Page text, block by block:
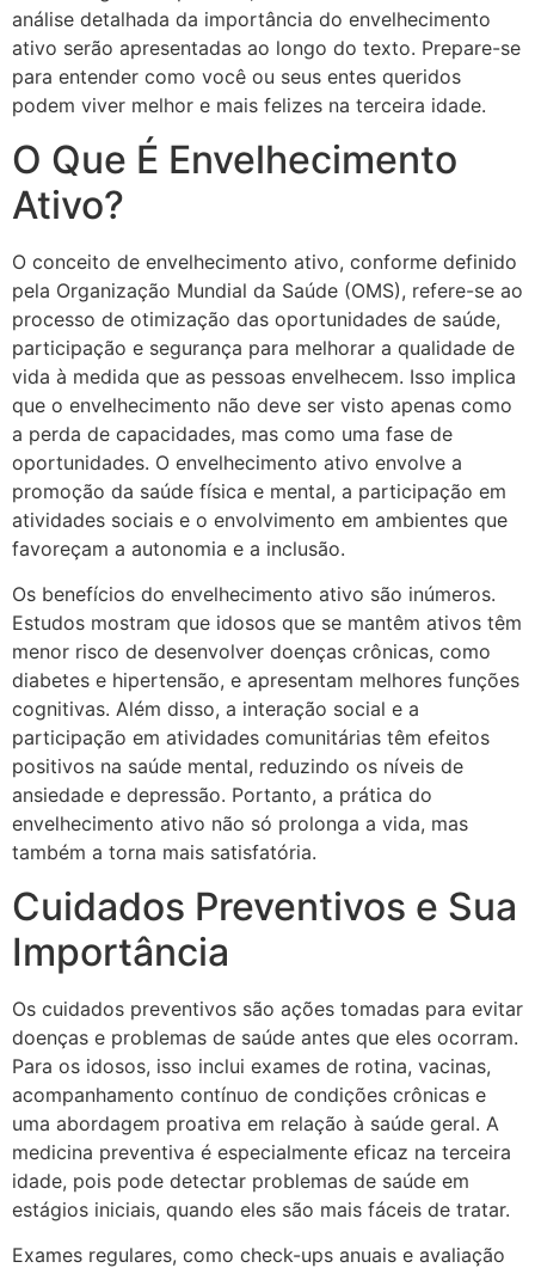
análise detalhada da importância do envelhecimento
ativo serão apresentadas ao longo do texto. Prepare-se
para entender como você ou seus entes queridos
podem viver melhor e mais felizes na terceira idade.
O Que É Envelhecimento
Ativo?
O conceito de envelhecimento ativo, conforme definido
pela Organização Mundial da Saúde (OMS), refere-se ao
processo de otimização das oportunidades de saúde,
participação e segurança para melhorar a qualidade de
vida à medida que as pessoas envelhecem. Isso implica
que o envelhecimento não deve ser visto apenas como
a perda de capacidades, mas como uma fase de
oportunidades. O envelhecimento ativo envolve a
promoção da saúde física e mental, a participação em
atividades sociais e o envolvimento em ambientes que
favoreçam a autonomia e a inclusão.
Os benefícios do envelhecimento ativo são inúmeros.
Estudos mostram que idosos que se mantêm ativos têm
menor risco de desenvolver doenças crônicas, como
diabetes e hipertensão, e apresentam melhores funções
cognitivas. Além disso, a interação social e a
participação em atividades comunitárias têm efeitos
positivos na saúde mental, reduzindo os níveis de
ansiedade e depressão. Portanto, a prática do
envelhecimento ativo não só prolonga a vida, mas
também a torna mais satisfatória.
Cuidados Preventivos e Sua
Importância
Os cuidados preventivos são ações tomadas para evitar
doenças e problemas de saúde antes que eles ocorram.
Para os idosos, isso inclui exames de rotina, vacinas,
acompanhamento contínuo de condições crônicas e
uma abordagem proativa em relação à saúde geral. A
medicina preventiva é especialmente eficaz na terceira
idade, pois pode detectar problemas de saúde em
estágios iniciais, quando eles são mais fáceis de tratar.
Exames regulares, como check-ups anuais e avaliação